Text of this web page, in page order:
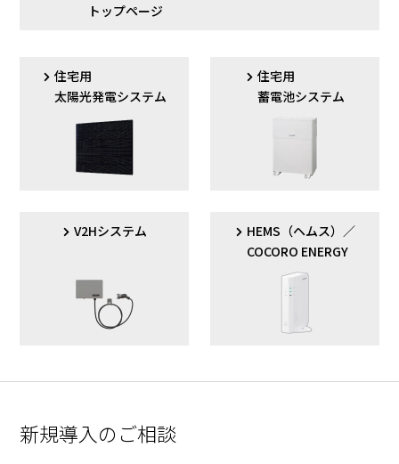
トップページ
住宅用
太陽光発電システム
住宅用
蓄電池システム
V2Hシステム
HEMS（ヘムス）／
COCORO ENERGY
新規導入のご相談